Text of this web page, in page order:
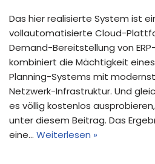
Das hier realisierte System ist
vollautomatisierte Cloud-
Demand-Bereitstellung von
kombiniert die Mächtigkeit
Planning-Systems mit
Netzwerk-Infrastruktur. Und
es völlig kostenlos
unter diesem Beitrag. Das
eine… Weiterlesen »